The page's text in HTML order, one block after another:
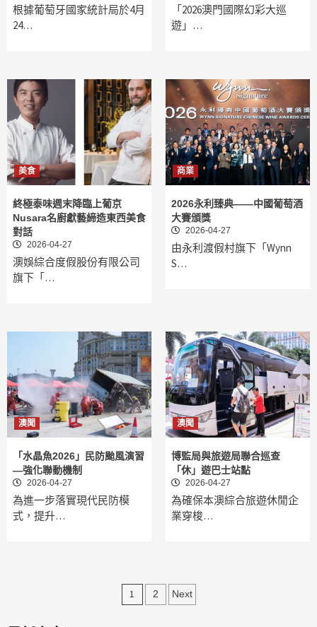
根據葡萄牙國家統計局於4月
24…
「2026澳門國際幻彩大巡
遊」…
美食
終極泰味週末降臨上葡京
Nusara名廚獻藝締造東西美食
對話
2026-04-27
澳娛綜合度假股份有限公司
旗下「…
商業
2026永利臻典——中國葡萄酒
大賽頒獎
2026-04-27
由永利渡假村旗下「Wynn
S…
澳聞
「水晶魚2026」民防颱風演習
—強化聯動機制
2026-04-27
為進一步落實現代民防模
式，提升…
澳聞
博監局與旅遊局聯合巡查
「休」遊巴士站點
2026-04-27
為確保本澳綜合旅遊休閒企
業穿梭…
文
1 2 Next